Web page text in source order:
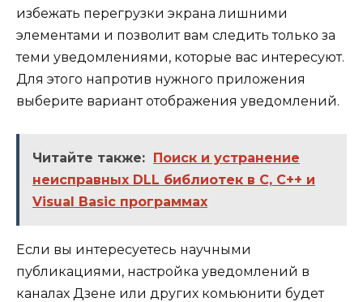
избежать перегрузки экрана лишними
элементами и позволит вам следить только за
теми уведомлениями, которые вас интересуют.
Для этого напротив нужного приложения
выберите вариант отображения уведомлений.
Читайте также: Поиск и устранение
неисправных DLL библиотек в C, C++ и
Visual Basic программах
Если вы интересуетесь научными
публикациями, настройка уведомлений в
каналах Дзене или других комьюнити будет